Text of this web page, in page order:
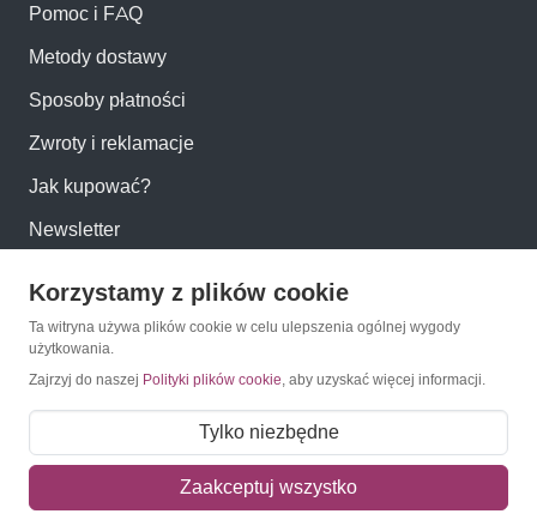
Pomoc i FAQ
Metody dostawy
Sposoby płatności
Zwroty i reklamacje
Jak kupować?
Newsletter
Konto
Moje zamówienia
Mój koszyk
Korzystamy z plików cookie
Ta witryna używa plików cookie w celu ulepszenia ogólnej wygody
użytkowania.
Zajrzyj do naszej Polityki plików cookie, aby uzyskać więcej informacji.
Tylko niezbędne
Zaakceptuj wszystko